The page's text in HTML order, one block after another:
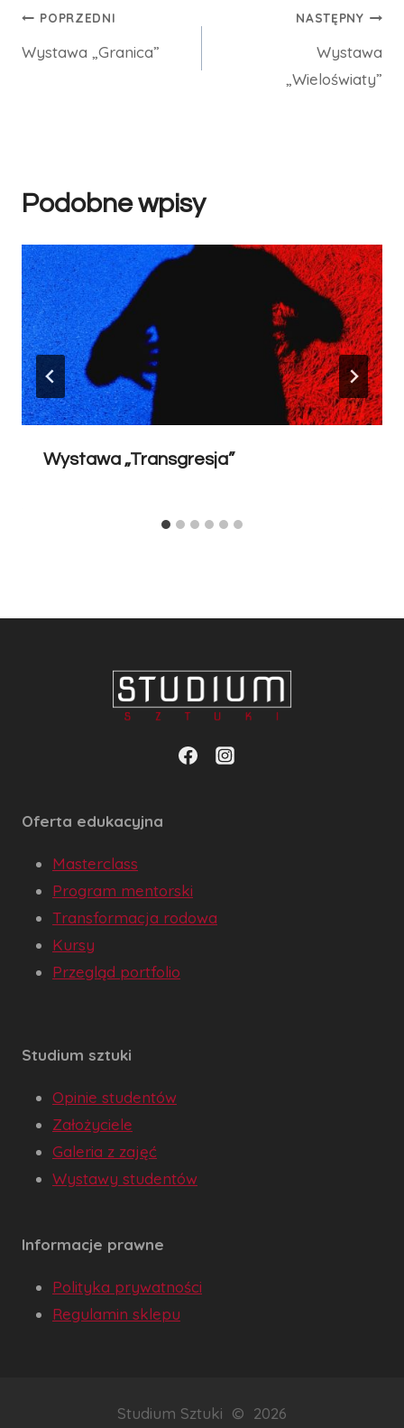
Nawigacja
wpisu
POPRZEDNI
Wystawa „Granica”
NASTĘPNY
Wystawa
„Wieloświaty”
Podobne wpisy
Wystawa „Transgresja”
Oferta edukacyjna
Masterclass
Program mentorski
Transformacja rodowa
Kursy
Przegląd portfolio
Studium sztuki
Opinie studentów
Założyciele
Galeria z zajęć
Wystawy studentów
Informacje prawne
Polityka prywatności
Regulamin sklepu
Studium Sztuki © 2026